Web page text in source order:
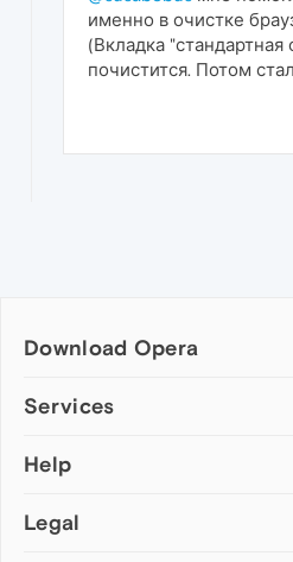
именно в очистке
(Вкладка
почистится. Потом
Download Opera
Computer browsers
Opera for Mac
Opera beta version
Services
Add-ons
Wallpapers
Help
Help & support
Legal